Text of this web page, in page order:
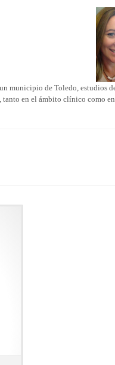
municipio de Toledo, estudios
en el ámbito clínico como